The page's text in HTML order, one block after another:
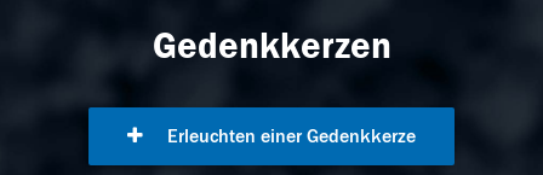
Gedenkkerzen
Erleuchten einer Gedenkkerze